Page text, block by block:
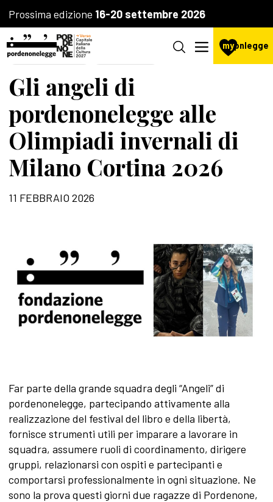
Prossima edizione 16-20 settembre 2026
mypnlegge
LA FONDAZIONE
Gli angeli di
pordenonelegge alle
Olimpiadi invernali di
Milano Cortina 2026
11 FEBBRAIO 2026
Far parte della grande squadra degli “Angeli” di
pordenonelegge, partecipando attivamente alla
realizzazione del festival del libro e della libertà,
fornisce strumenti utili per imparare a lavorare in
squadra, assumere ruoli di coordinamento, dirigere
gruppi, relazionarsi con ospiti e partecipanti e
comportarsi professionalmente in ogni situazione. Ne
sono la prova questi giorni due ragazze di Pordenone,